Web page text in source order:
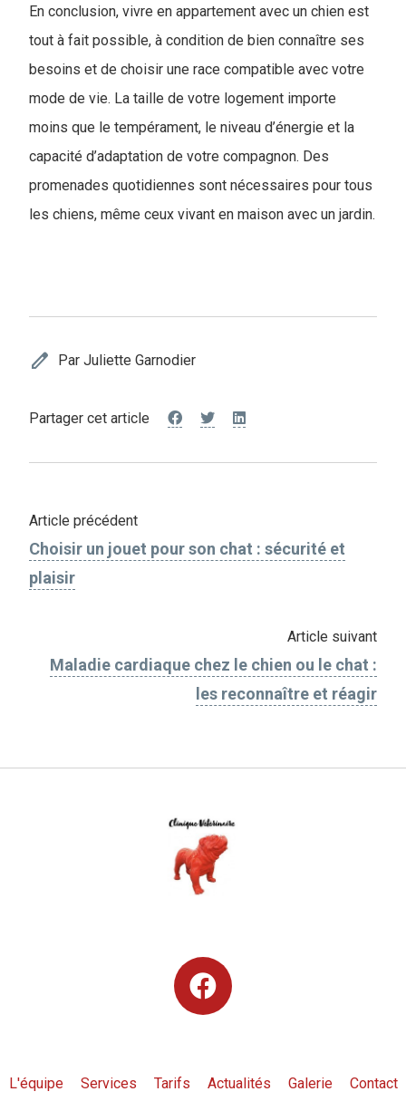
En conclusion, vivre en appartement avec un chien est
tout à fait possible, à condition de bien connaître ses
besoins et de choisir une race compatible avec votre
mode de vie. La taille de votre logement importe
moins que le tempérament, le niveau d’énergie et la
capacité d’adaptation de votre compagnon. Des
promenades quotidiennes sont nécessaires pour tous
les chiens, même ceux vivant en maison avec un jardin.
edit Par Juliette Garnodier
Partager cet article
Article précédent
Choisir un jouet pour son chat : sécurité et
plaisir
Article suivant
Maladie cardiaque chez le chien ou le chat :
les reconnaître et réagir
L'équipe Services Tarifs Actualités Galerie Contact